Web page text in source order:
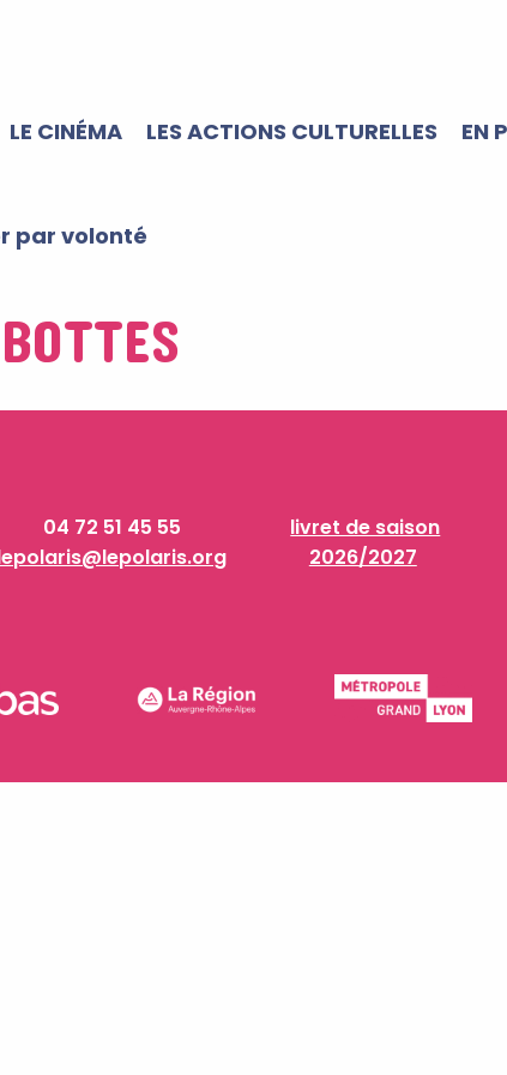
LE CINÉMA LES ACTIONS CULTURELLES EN
par volonté
04 72 51 45 55
livret de saison
2026/2027